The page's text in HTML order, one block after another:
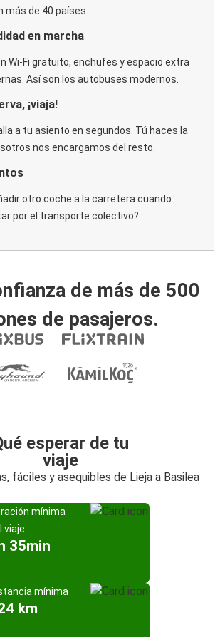
más de 40 países.
en marcha
Wi-Fi gratuito, enchufes y espacio extra
Así son los autobuses modernos.
¡viaja!
a tu asiento en segundos. Tú haces la
nos encargamos del resto.
otro coche a la carretera cuando
por el transporte colectivo?
de más de 500
de pasajeros.
esperar de tu
viaje
fáciles y asequibles de Lieja a Basilea
mínima
viaje
35min
mínima
km